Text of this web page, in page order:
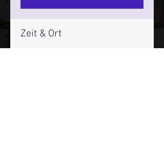
Zeit & Ort